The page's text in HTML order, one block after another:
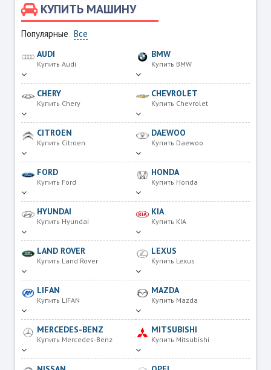
КУПИТЬ МАШИНУ
Популярные Все
AUDI
Купить Audi
BMW
Купить BMW
CHERY
Купить Chery
CHEVROLET
Купить Chevrolet
CITROEN
Купить Citroen
DAEWOO
Купить Daewoo
FORD
Купить Ford
HONDA
Купить Honda
HYUNDAI
Купить Hyundai
KIA
Купить KIA
LAND ROVER
Купить Land Rover
LEXUS
Купить Lexus
LIFAN
Купить LIFAN
MAZDA
Купить Mazda
MERCEDES-BENZ
Купить Mercedes-Benz
MITSUBISHI
Купить Mitsubishi